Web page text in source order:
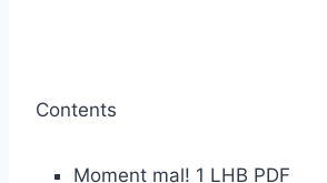
Contents
Moment mal! 1 LHB PDF